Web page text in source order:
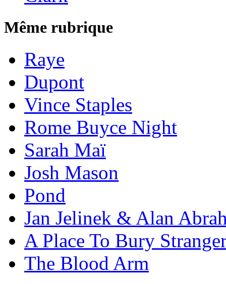
Même rubrique
Raye
Dupont
Vince Staples
Rome Buyce Night
Sarah Maï
Josh Mason
Pond
Jan Jelinek & Alan
A Place To Bury
The Blood Arm